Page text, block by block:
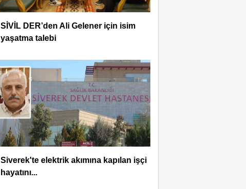
SİVİL DER’den Ali Gelener için isim
yaşatma talebi
Siverek'te elektrik akımına kapılan işçi
hayatını...